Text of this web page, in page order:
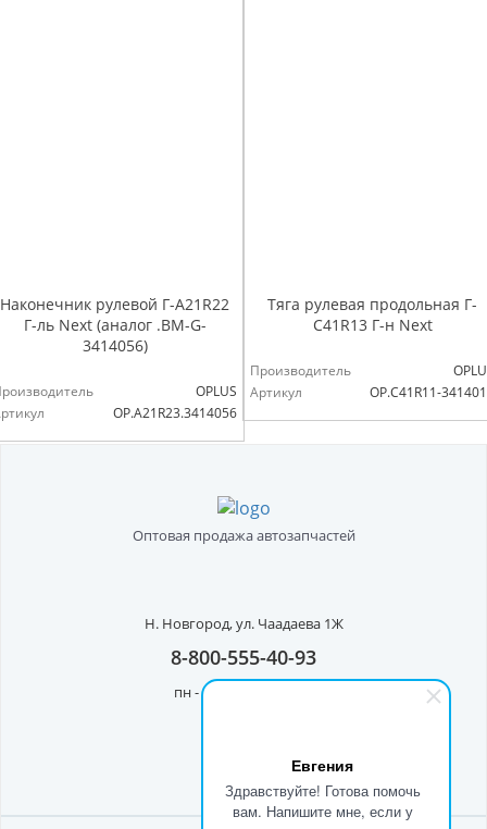
Евгения
Здравствуйте! Готова помочь
вам. Напишите мне, если у
Наконечник рулевой Г-А21R22
Г-ль Next (аналог .ВМ-G-
3414056)
OPLUS
OP.A21R23.3414056
Тяга рулевая продольная Г-
С41R13 Г-н Next
Производитель
Артикул
OP.C41R11-
Оптовая продажа автозапчастей
Н. Новгород,ул. Чаадаева 1Ж
8-800-555-40-93
пн - пт с 8:00 до 17:00